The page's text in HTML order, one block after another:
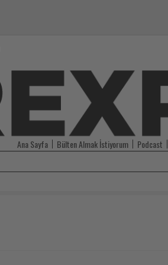
Ana Sayfa Bülten Almak İstiyorum Podcast